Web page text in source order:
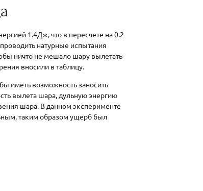
1.4Дж, что в пересчете на 0.2
натурные испытания
ничто не мешало шару вылетать
вносили в таблицу.
иметь возможность заносить
вылета шара, дульную энергию
шара. В данном эксперименте
таким образом ущерб был